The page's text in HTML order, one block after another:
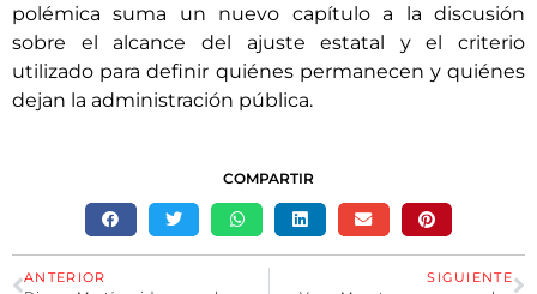
polémica suma un nuevo capítulo a la discusión
sobre el alcance del ajuste estatal y el criterio
utilizado para definir quiénes permanecen y quiénes
dejan la administración pública.
COMPARTIR
ANTERIOR
SIGUIENTE